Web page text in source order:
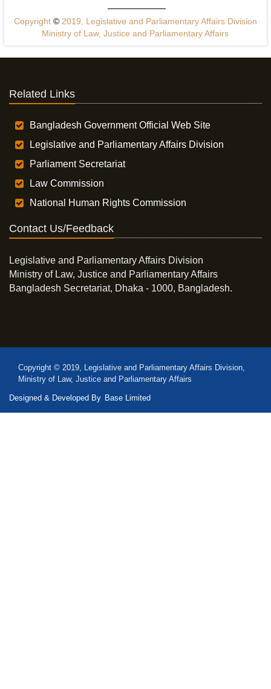
Copyright ©2019, Legislative and Parliamentary Affairs Division
Ministry of Law, Justice and Parliamentary Affairs
Related Links
Bangladesh Government Official Web Site
Legislative and Parliamentary Affairs Division
Parliament Secretariat
Law Commission
National Human Rights Commission
Contact Us/Feedback
Legislative and Parliamentary Affairs Division
Ministry of Law, Justice and Parliamentary Affairs
Bangladesh Secretariat, Dhaka - 1000, Bangladesh.
Copyright © 2019, Legislative and Parliamentary Affairs Division,
Ministry of Law, Justice and Parliamentary Affairs
Designed & Developed By Base Limited